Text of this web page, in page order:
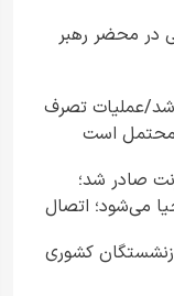
در محضر رهبر
شد/عملیات تصرف
محتمل است
صادر شد؛
می‌شود؛ اتصال
تومانی بازنشستگان کشوری